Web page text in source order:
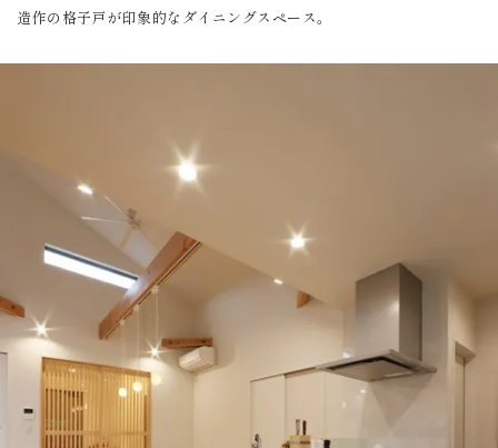
造作の格子戸が印象的なダイニングスペース。